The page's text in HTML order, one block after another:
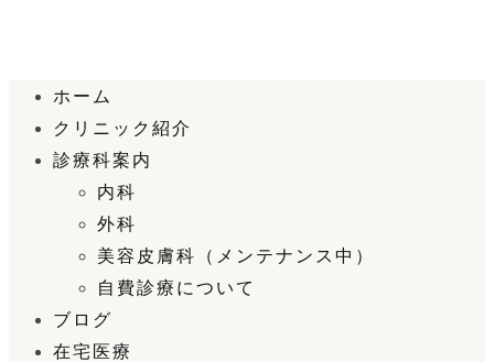
ホーム
クリニック紹介
診療科案内
内科
外科
美容皮膚科（メンテナンス中）
自費診療について
ブログ
在宅医療